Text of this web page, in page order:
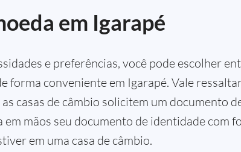
em Igarapé
e preferências, você pode escolher
forma conveniente em Igarapé. Vale
casas de câmbio solicitem um documento
em mãos seu documento de identidade com
em uma casa de câmbio.